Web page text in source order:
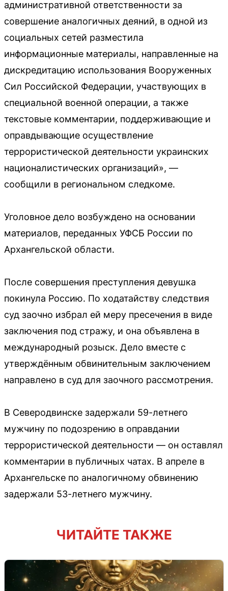
административной ответственности за
совершение аналогичных деяний, в одной из
социальных сетей разместила
информационные материалы, направленные на
дискредитацию использования Вооруженных
Сил Российской Федерации, участвующих в
специальной военной операции, а также
текстовые комментарии, поддерживающие и
оправдывающие осуществление
террористической деятельности украинских
националистических организаций», —
сообщили в региональном следкоме.
Уголовное дело возбуждено на основании
материалов, переданных УФСБ России по
Архангельской области.
После совершения преступления девушка
покинула Россию. По ходатайству следствия
суд заочно избрал ей меру пресечения в виде
заключения под стражу, и она объявлена в
международный розыск. Дело вместе с
утверждённым обвинительным заключением
направлено в суд для заочного рассмотрения.
В Северодвинске задержали 59-летнего
мужчину по подозрению в оправдании
террористической деятельности — он оставлял
комментарии в публичных чатах. В апреле в
Архангельске по аналогичному обвинению
задержали 53-летнего мужчину.
ЧИТАЙТЕ ТАКЖЕ